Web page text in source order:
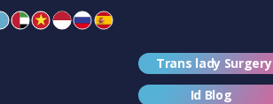
Trans lady Surgery
Id Blog